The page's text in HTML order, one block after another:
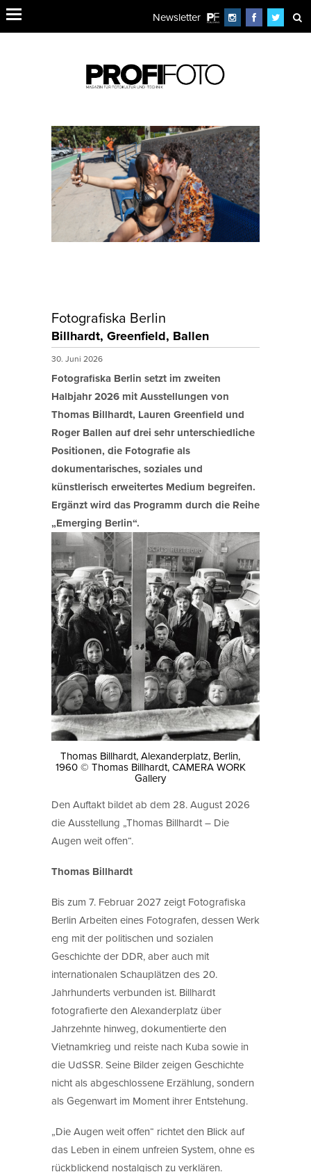
Newsletter
Fotografiska Berlin
Billhardt, Greenfield, Ballen
30. Juni 2026
Fotografiska Berlin setzt im zweiten
Halbjahr 2026 mit Ausstellungen von
Thomas Billhardt, Lauren Greenfield und
Roger Ballen auf drei sehr unterschiedliche
Positionen, die Fotografie als
dokumentarisches, soziales und
künstlerisch erweitertes Medium begreifen.
Ergänzt wird das Programm durch die Reihe
„Emerging Berlin“.
Thomas Billhardt, Alexanderplatz, Berlin,
1960 © Thomas Billhardt, CAMERA WORK
Gallery
Den Auftakt bildet ab dem 28. August 2026
die Ausstellung „Thomas Billhardt – Die
Augen weit offen“.
Thomas Billhardt
Bis zum 7. Februar 2027 zeigt Fotografiska
Berlin Arbeiten eines Fotografen, dessen Werk
eng mit der politischen und sozialen
Geschichte der DDR, aber auch mit
internationalen Schauplätzen des 20.
Jahrhunderts verbunden ist. Billhardt
fotografierte den Alexanderplatz über
Jahrzehnte hinweg, dokumentierte den
Vietnamkrieg und reiste nach Kuba sowie in
die UdSSR. Seine Bilder zeigen Geschichte
nicht als abgeschlossene Erzählung, sondern
als Gegenwart im Moment ihrer Entstehung.
„Die Augen weit offen“ richtet den Blick auf
das Leben in einem unfreien System, ohne es
rückblickend nostalgisch zu verklären.